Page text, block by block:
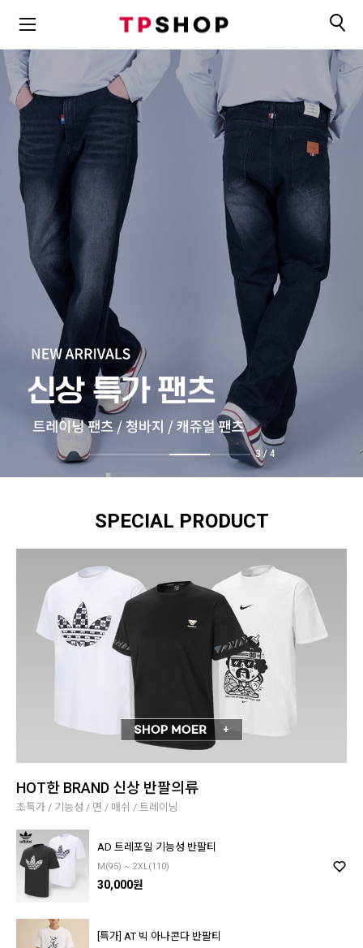
4 / 4
SPECIAL PRODUCT
HOT한 BRAND 신상 반팔의류
초특가 / 기능성 / 면 / 매쉬 / 트레이닝
AD 트레포일 기능성 반팔티
M(95) ~ 2XL(110)
30,000원
[특가] AT 빅 아나콘다 반팔티